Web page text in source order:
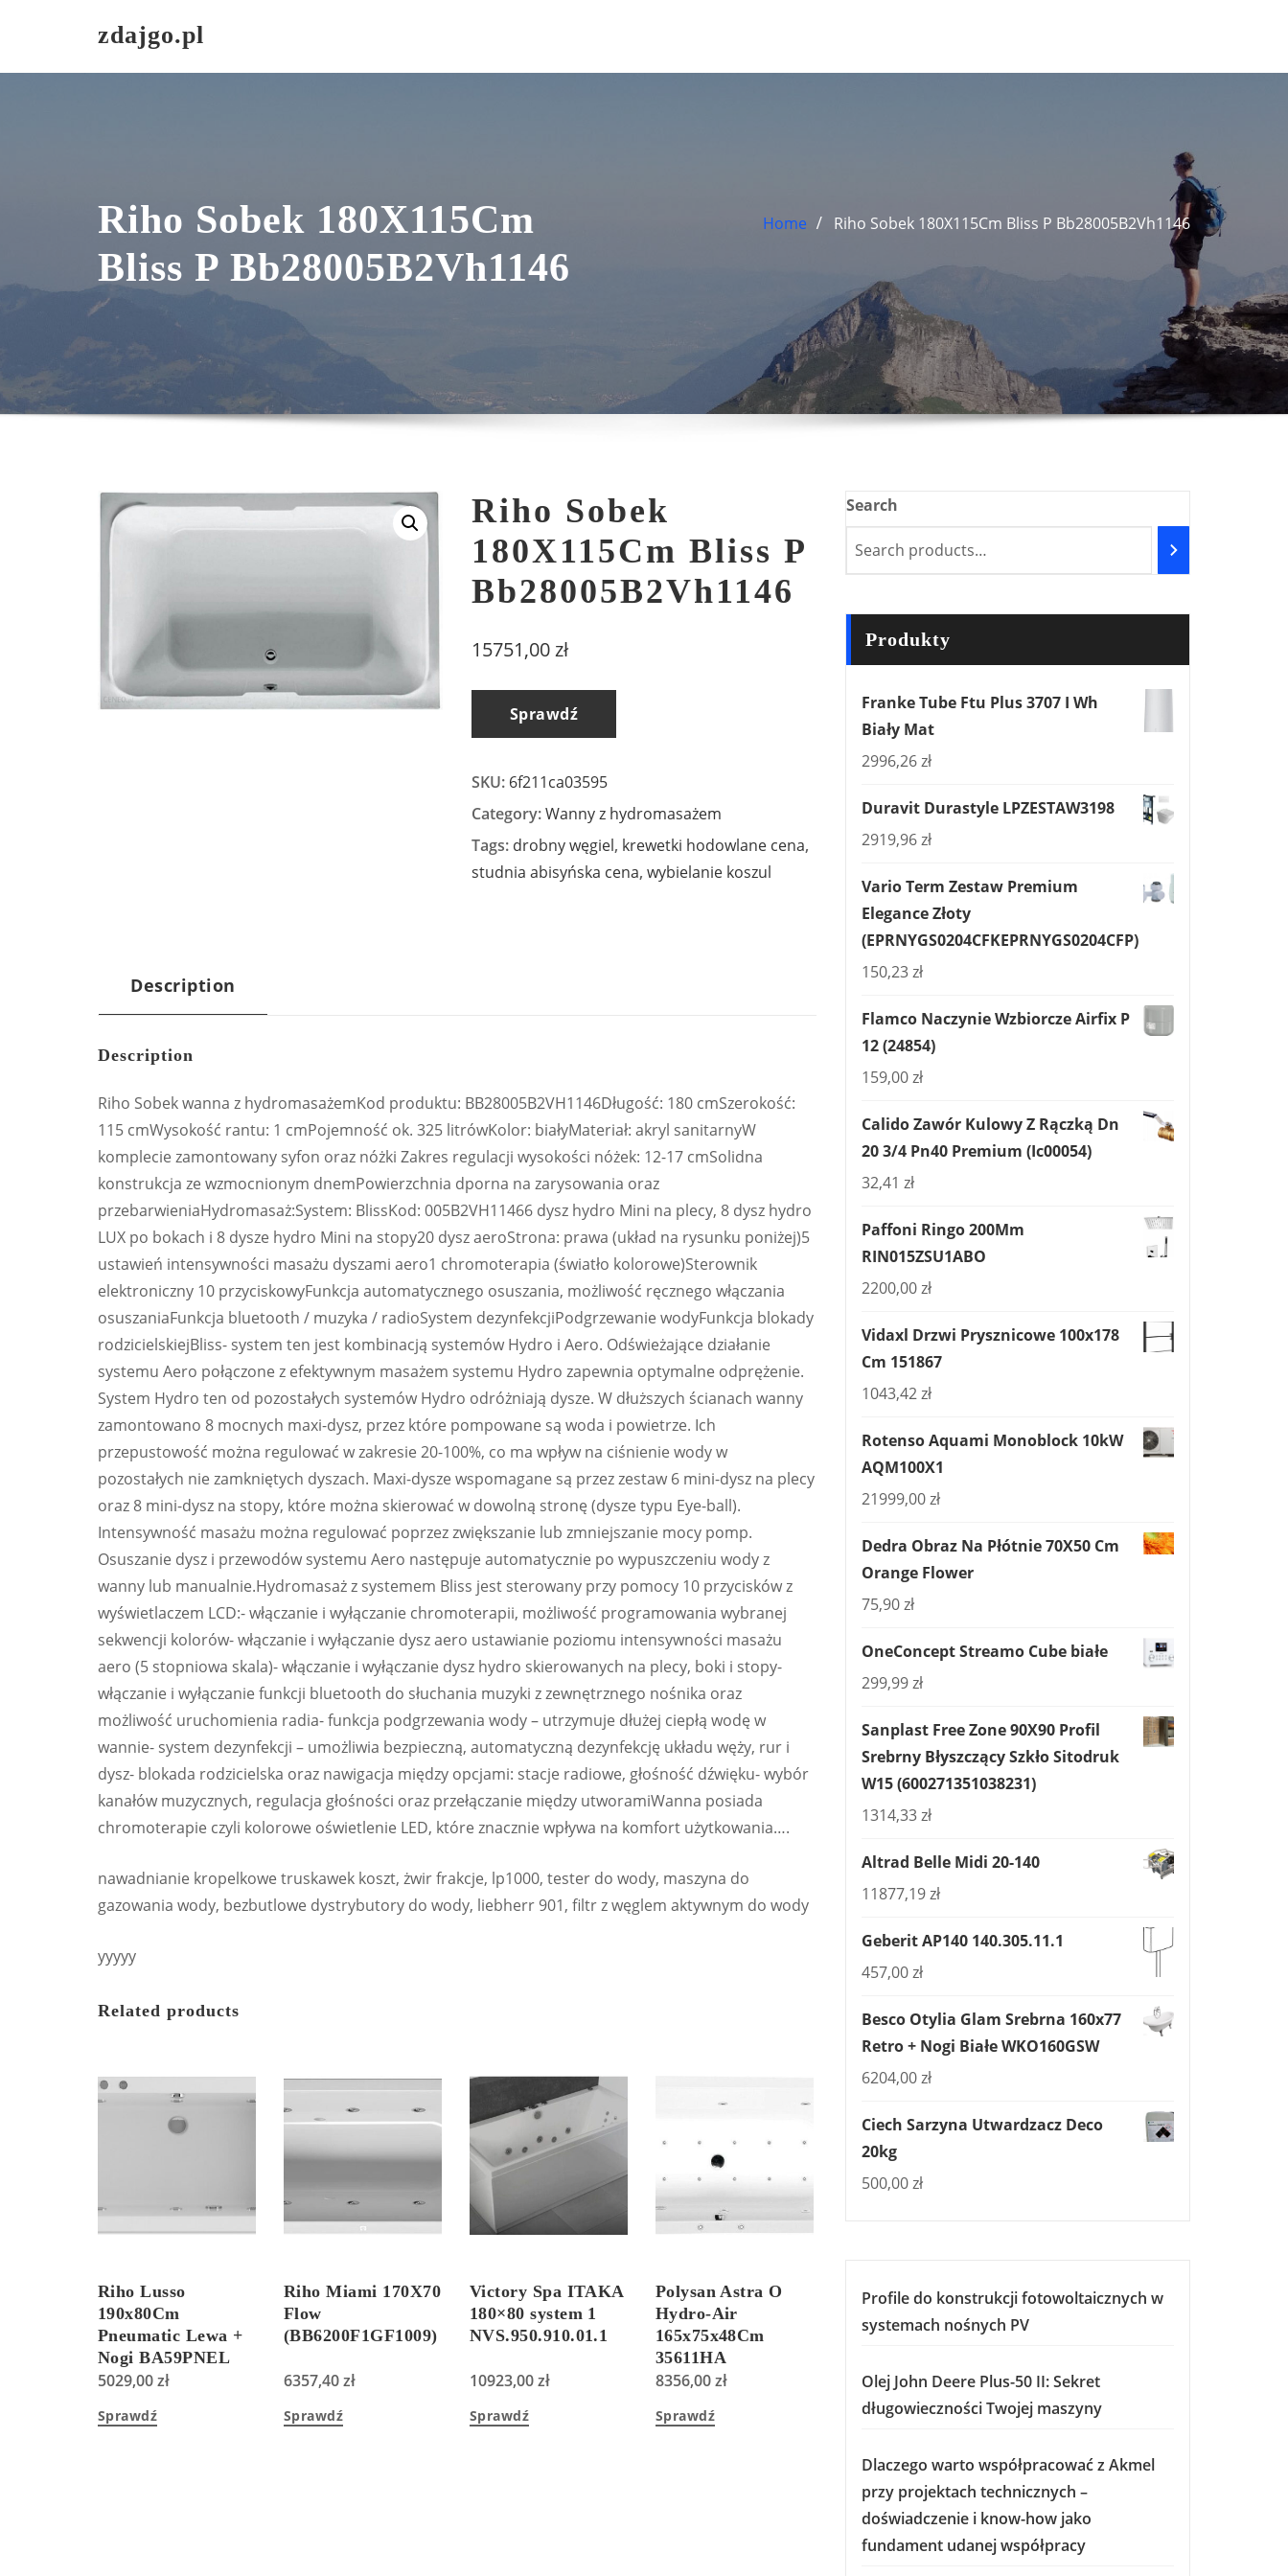
zdajgo.pl
Riho Sobek 180X115Cm
Bliss P Bb28005B2Vh1146
Home Riho Sobek 180X115Cm Bliss P Bb28005B2Vh1146
Riho Sobek
180X115Cm Bliss P
Bb28005B2Vh1146
15751,00zł
Sprawdź
SKU: 6f211ca03595
Category:Wanny z hydromasażem
Tags: drobny węgiel, krewetki hodowlane cena,
studnia abisyńska cena, wybielanie koszul
Description
Description
Riho Sobek wanna z hydromasażemKod produktu: BB28005B2VH1146Długość: 180 cmSzerokość:
115 cmWysokość rantu: 1 cmPojemność ok. 325 litrówKolor: białyMateriał: akryl sanitarnyW
komplecie zamontowany syfon oraz nóżki Zakres regulacji wysokości nóżek: 12-17 cmSolidna
konstrukcja ze wzmocnionym dnemPowierzchnia dporna na zarysowania oraz
przebarwieniaHydromasaż:System: BlissKod: 005B2VH11466 dysz hydro Mini na plecy, 8 dysz hydro
LUX po bokach i 8 dysze hydro Mini na stopy20 dysz aeroStrona: prawa (układ na rysunku poniżej)5
ustawień intensywności masażu dyszami aero1 chromoterapia (światło kolorowe)Sterownik
elektroniczny 10 przyciskowyFunkcja automatycznego osuszania, możliwość ręcznego włączania
osuszaniaFunkcja bluetooth / muzyka / radioSystem dezynfekcjiPodgrzewanie wodyFunkcja blokady
rodzicielskiejBliss- system ten jest kombinacją systemów Hydro i Aero. Odświeżające działanie
systemu Aero połączone z efektywnym masażem systemu Hydro zapewnia optymalne odprężenie.
System Hydro ten od pozostałych systemów Hydro odróżniają dysze. W dłuższych ścianach wanny
zamontowano 8 mocnych maxi-dysz, przez które pompowane są woda i powietrze. Ich
przepustowość można regulować w zakresie 20-100%, co ma wpływ na ciśnienie wody w
pozostałych nie zamkniętych dyszach. Maxi-dysze wspomagane są przez zestaw 6 mini-dysz na plecy
oraz 8 mini-dysz na stopy, które można skierować w dowolną stronę (dysze typu Eye-ball).
Intensywność masażu można regulować poprzez zwiększanie lub zmniejszanie mocy pomp.
Osuszanie dysz i przewodów systemu Aero następuje automatycznie po wypuszczeniu wody z
wanny lub manualnie.Hydromasaż z systemem Bliss jest sterowany przy pomocy 10 przycisków z
wyświetlaczem LCD:- włączanie i wyłączanie chromoterapii, możliwość programowania wybranej
sekwencji kolorów- włączanie i wyłączanie dysz aero ustawianie poziomu intensywności masażu
aero (5 stopniowa skala)- włączanie i wyłączanie dysz hydro skierowanych na plecy, boki i stopy-
włączanie i wyłączanie funkcji bluetooth do słuchania muzyki z zewnętrznego nośnika oraz
możliwość uruchomienia radia- funkcja podgrzewania wody – utrzymuje dłużej ciepłą wodę w
wannie- system dezynfekcji – umożliwia bezpieczną, automatyczną dezynfekcję układu węży, rur i
dysz- blokada rodzicielska oraz nawigacja między opcjami: stacje radiowe, głośność dźwięku- wybór
kanałów muzycznych, regulacja głośności oraz przełączanie między utworamiWanna posiada
chromoterapie czyli kolorowe oświetlenie LED, które znacznie wpływa na komfort użytkowania….
nawadnianie kropelkowe truskawek koszt, żwir frakcje, lp1000, tester do wody, maszyna do
gazowania wody, bezbutlowe dystrybutory do wody, liebherr 901, filtr z węglem aktywnym do wody
yyyyy
Related products
Riho Lusso
190x80Cm
Pneumatic Lewa +
Nogi BA59PNEL
5029,00zł
Sprawdź
Riho Miami 170X70
Flow
(BB6200F1GF1009)
6357,40zł
Sprawdź
Victory Spa ITAKA
180×80 system 1
NVS.950.910.01.1
10923,00zł
Sprawdź
Polysan Astra O
Hydro-Air
165x75x48Cm
35611HA
8356,00zł
Sprawdź
Search
Produkty
Franke Tube Ftu Plus 3707 I Wh
Biały Mat
2996,26zł
Duravit Durastyle LPZESTAW3198
2919,96zł
Vario Term Zestaw Premium
Elegance Złoty
(EPRNYGS0204CFKEPRNYGS0204CFP)
150,23zł
Flamco Naczynie Wzbiorcze Airfix P
12 (24854)
159,00zł
Calido Zawór Kulowy Z Rączką Dn
20 3/4 Pn40 Premium (Ic00054)
32,41 zł
Paffoni Ringo 200Mm
RIN015ZSU1ABO
2200,00zł
Vidaxl Drzwi Prysznicowe 100x178
Cm 151867
1043,42zł
Rotenso Aquami Monoblock 10kW
AQM100X1
21999,00zł
Dedra Obraz Na Płótnie 70X50 Cm
Orange Flower
75,90zł
OneConcept Streamo Cube białe
299,99zł
Sanplast Free Zone 90X90 Profil
Srebrny Błyszczący Szkło Sitodruk
W15 (600271351038231)
1314,33zł
Altrad Belle Midi 20-140
11877,19zł
Geberit AP140 140.305.11.1
457,00zł
Besco Otylia Glam Srebrna 160x77
Retro + Nogi Białe WKO160GSW
6204,00zł
Ciech Sarzyna Utwardzacz Deco
20kg
500,00zł
Profile do konstrukcji fotowoltaicznych w
systemach nośnych PV
Olej John Deere Plus-50 II: Sekret
długowieczności Twojej maszyny
Dlaczego warto współpracować z Akmel
przy projektach technicznych –
doświadczenie i know-how jako
fundament udanej współpracy